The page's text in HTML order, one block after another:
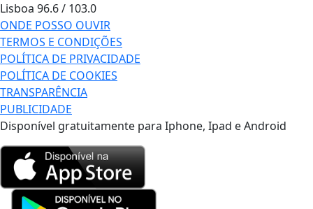
Lisboa 96.6 / 103.0
ONDE POSSO OUVIR
TERMOS E CONDIÇÕES
POLÍTICA DE PRIVACIDADE
POLÍTICA DE COOKIES
TRANSPARÊNCIA
PUBLICIDADE
Disponível gratuitamente para Iphone, Ipad e Android